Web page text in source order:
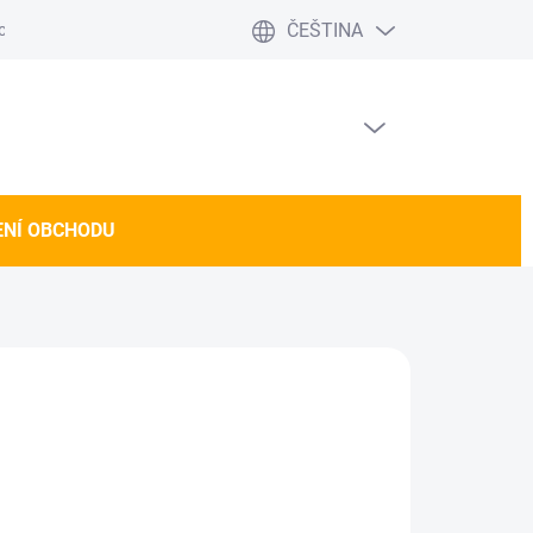
ČEŠTINA
OBCHODU